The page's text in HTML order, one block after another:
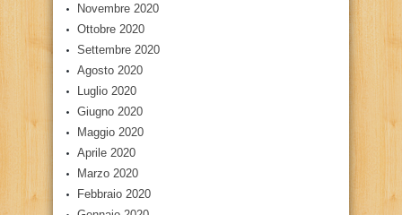
Novembre 2020
Ottobre 2020
Settembre 2020
Agosto 2020
Luglio 2020
Giugno 2020
Maggio 2020
Aprile 2020
Marzo 2020
Febbraio 2020